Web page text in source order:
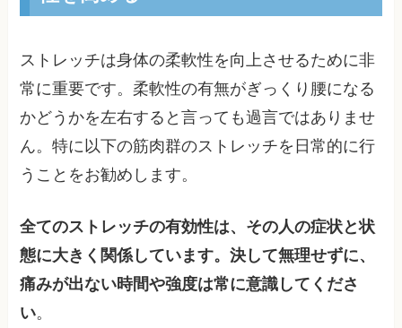
ストレッチは身体の柔軟性を向上させるために非
常に重要です。柔軟性の有無がぎっくり腰になる
かどうかを左右すると言っても過言ではありませ
ん。特に以下の筋肉群のストレッチを日常的に行
うことをお勧めします。
全てのストレッチの有効性は、その人の症状と状
態に大きく関係しています。決して無理せずに、
痛みが出ない時間や強度は常に意識してくださ
い。